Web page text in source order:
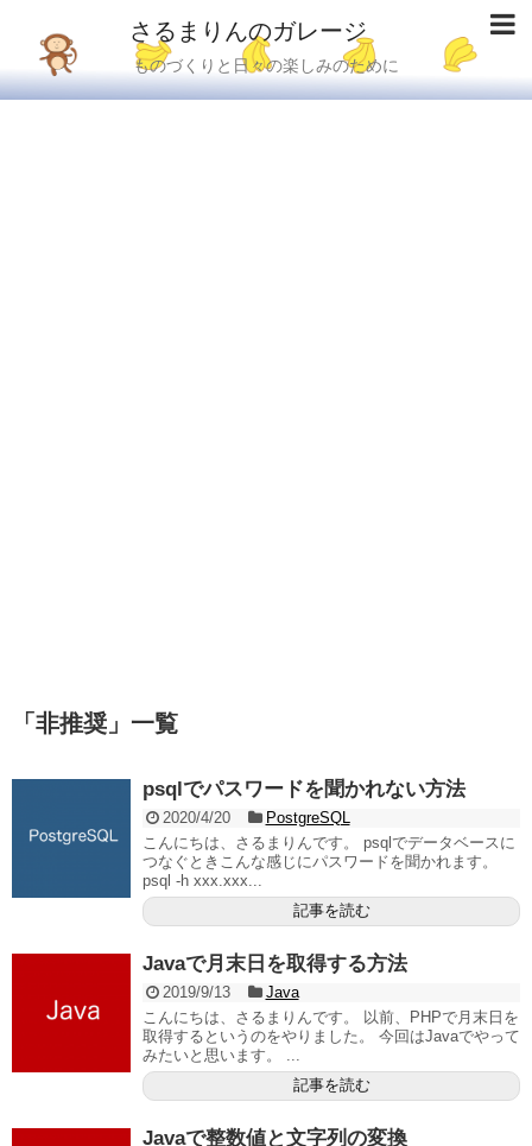
さるまりんのガレージ
ものづくりと日々の楽しみのために
「 非推奨 」 一覧
psqlでパスワードを聞かれない方法
2020/4/20
PostgreSQL
こんにちは、さるまりんです。 psqlでデータベースに
つなぐときこんな感じにパスワードを聞かれます。
psql -h xxx.xxx...
記事を読む
Javaで月末日を取得する方法
2019/9/13
Java
こんにちは、さるまりんです。 以前、PHPで月末日を
取得するというのをやりました。 今回はJavaでやって
みたいと思います。 ...
記事を読む
Javaで整数値と文字列の変換